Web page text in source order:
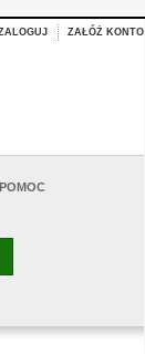
ZAŁÓŻ KONTO